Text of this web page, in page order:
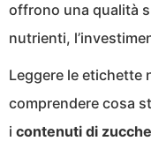
offrono una qualità
nutrienti,
Leggere le etichette
comprendere cosa
i contenuti di